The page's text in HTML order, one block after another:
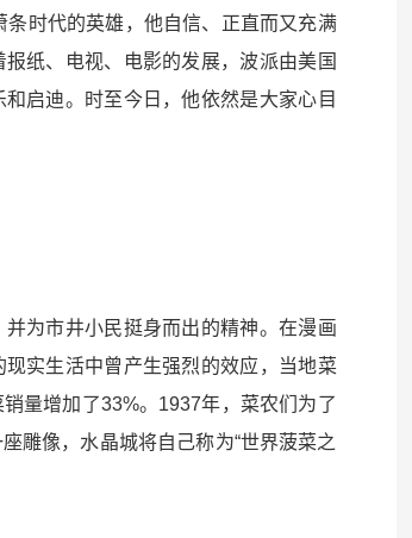
时代的英雄，他自信、正直而又充满
纸、电视、电影的发展，波派由美国
启迪。时至今日，他依然是大家心目
为市井小民挺身而出的精神。在漫画
实生活中曾产生强烈的效应，当地菜
量增加了33%。1937年，菜农们为了
雕像，水晶城将自己称为“世界菠菜之